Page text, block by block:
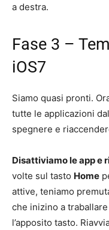
a destra.
Fase 3 –
iOS7
Siamo quasi pronti.
tutte le applicazioni
spegnere e
Disattiviamo le app e
volte sul tasto Home
attive, teniamo
che inizino a
l’apposito tasto.